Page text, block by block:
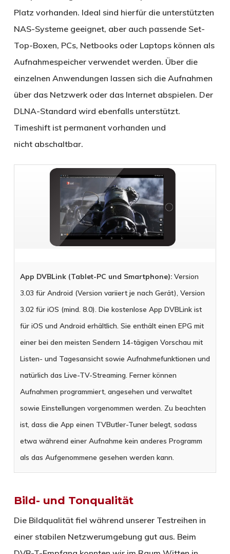
Platz vorhanden. Ideal sind hierfür die unterstützten
NAS-Systeme geeignet, aber auch passende Set-
Top-Boxen, PCs, Netbooks oder Laptops können als
Aufnahmespeicher verwendet werden. Über die
einzelnen Anwendungen lassen sich die Aufnahmen
über das Netzwerk oder das Internet abspielen. Der
DLNA-Standard wird ebenfalls unterstützt.
Timeshift ist permanent vorhanden und
nicht abschaltbar.
App DVBLink (Tablet-PC und Smartphone): Version
3.03 für Android (Version variiert je nach Gerät), Version
3.02 für iOS (mind. 8.0). Die kostenlose App DVBLink ist
für iOS und Android erhältlich. Sie enthält einen EPG mit
einer bei den meisten Sendern 14-tägigen Vorschau mit
Listen- und Tagesansicht sowie Aufnahmefunktionen und
natürlich das Live-TV-Streaming. Ferner können
Aufnahmen programmiert, angesehen und verwaltet
sowie Einstellungen vorgenommen werden. Zu beachten
ist, dass die App einen TVButler-Tuner belegt, sodass
etwa während einer Aufnahme kein anderes Programm
als das Aufgenommene gesehen werden kann.
Bild- und Tonqualität
Die Bildqualität fiel während unserer Testreihen in
einer stabilen Netzwerumgebung gut aus. Beim